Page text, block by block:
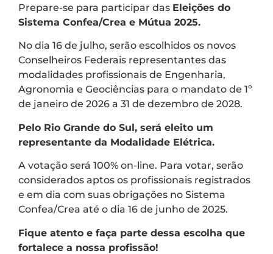
Prepare-se para participar das Eleições do
Sistema Confea/Crea e Mútua 2025.
No dia 16 de julho, serão escolhidos os novos
Conselheiros Federais representantes das
modalidades profissionais de Engenharia,
Agronomia e Geociências para o mandato de 1º
de janeiro de 2026 a 31 de dezembro de 2028.
Pelo Rio Grande do Sul, será eleito um
representante da Modalidade Elétrica.
A votação será 100% on-line. Para votar, serão
considerados aptos os profissionais registrados
e em dia com suas obrigações no Sistema
Confea/Crea até o dia 16 de junho de 2025.
Fique atento e faça parte dessa escolha que
fortalece a nossa profissão!